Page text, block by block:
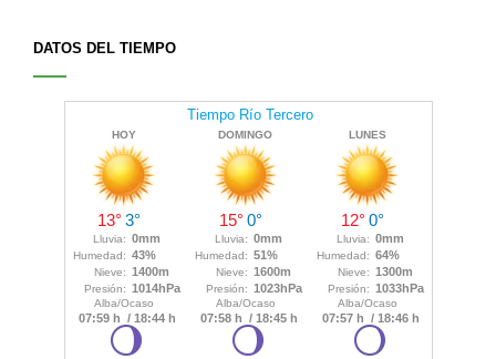
DATOS DEL TIEMPO